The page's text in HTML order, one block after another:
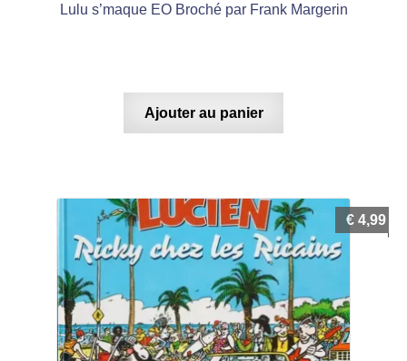
Lulu s’maque EO Broché par Frank Margerin
Ajouter au panier
€ 4,99